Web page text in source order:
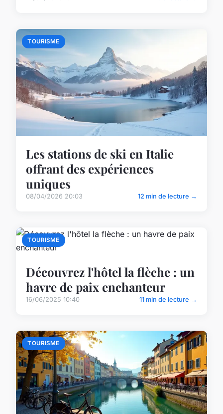
TOURISME
Les stations de ski en Italie
offrant des expériences
uniques
08/04/2026 20:03 12 min de lecture →
TOURISME
Découvrez l'hôtel la flèche : un
havre de paix enchanteur
16/06/2025 10:40 11 min de lecture →
TOURISME